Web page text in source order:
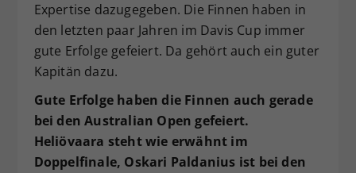
Expertise dazugegeben. Die Finnen haben in
den letzten paar Jahren im Davis Cup immer
gute Erfolge gefeiert. Da gehört auch ein guter
Kapitän dazu.
Gute Erfolge haben die Finnen auch gerade
bei den Australian Open gefeiert.
Heliövaara steht wie erwähnt im
Doppelfinale, Oskari Paldanius ist bei den